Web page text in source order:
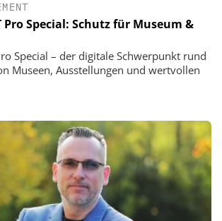
Pro Special: Schutz für Museum &
Special – der digitale Schwerpunkt rund
Museen, Ausstellungen und wertvollen